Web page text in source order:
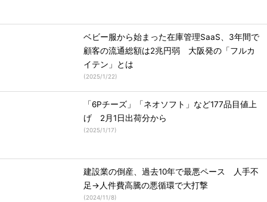
ベビー服から始まった在庫管理SaaS、3年間で
顧客の流通総額は2兆円弱 大阪発の「フルカ
イテン」とは
(2025/1/22)
「6Pチーズ」「ネオソフト」など177品目値上
げ 2月1日出荷分から
(2025/1/17)
建設業の倒産、過去10年で最悪ペース 人手不
足→人件費高騰の悪循環で大打撃
(2024/11/8)